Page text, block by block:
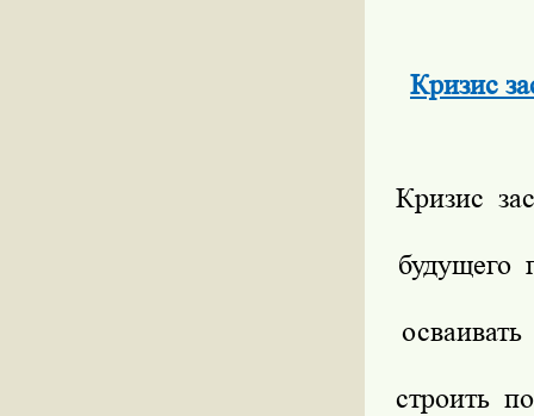
Кризис
Кризис
будущего
строить